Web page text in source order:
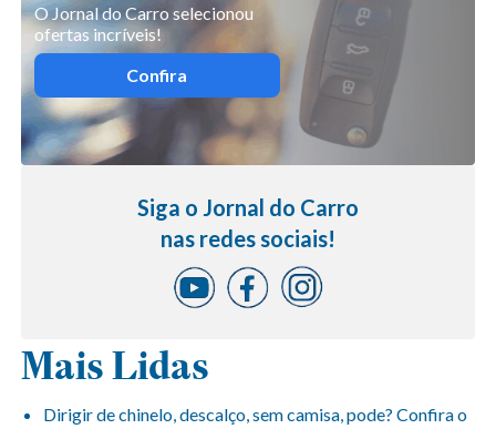
O Jornal do Carro selecionou
ofertas incríveis!
Confira
Siga o Jornal do Carro
nas redes sociais!
Mais Lidas
Dirigir de chinelo, descalço, sem camisa, pode? Confira o